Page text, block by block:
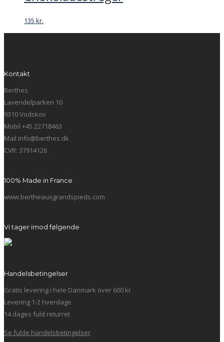
135 kr.
Kontakt
Berthes
Lavendelparken 10
9310 Vodskov
Mobil +45 22718463
Mail info@berthes.dk
CVR: 37914126
100% Made in France
www.bertheauxgrandspieds.com
Vi tager imod følgende
Handelsbetingelser
Gratis levering i hele Danmark over 600 kr
Levering 1-2 hverdage
14 dages fuld returret
Se fulde handelsbetingelser